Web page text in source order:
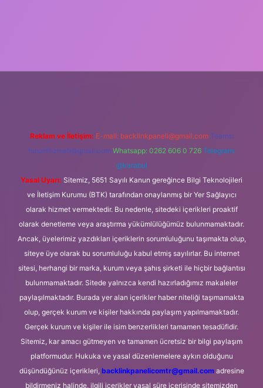
Reklam ve İletişim: E-mail: backlinkpaneli@gmail.com Teams:
forumhizmeti@gmail.com Whatsapp: 0262 606 0 726 Telegram:
@karabul
Yasal Uyarı: Sitemiz, 5651 Sayılı Kanun gereğince Bilgi Teknolojileri
ve İletişim Kurumu (BTK) tarafından onaylanmış bir Yer Sağlayıcı
olarak hizmet vermektedir. Bu nedenle, sitedeki içerikleri proaktif
olarak denetleme veya araştırma yükümlülüğümüz bulunmamaktadır.
Ancak, üyelerimiz yazdıkları içeriklerin sorumluluğunu taşımakta olup,
siteye üye olarak bu sorumluluğu kabul etmiş sayılırlar. Bu internet
sitesi, herhangi bir marka, kurum veya şahıs şirketi ile hiçbir bağlantısı
bulunmamaktadır. Sitede yalnızca kendi hazırladığımız makaleler
paylaşılmaktadır. Burada yer alan içerikler haber niteliği taşımamakta
olup, gerçek kurum ve kişiler hakkında paylaşım yapılmamaktadır.
Gerçek kurum ve kişiler ile isim benzerlikleri tamamen tesadüfidir.
Sitemiz, kar amacı gütmeyen ve tamamen ücretsiz bir bilgi paylaşım
platformudur. Hukuka ve yasal düzenlemelere aykırı olduğunu
düşündüğünüz içerikleri, backlinkpanelicomtr@gmail.comadresine
bildirmeniz halinde, ilgili içerikler yasal süre içerisinde sitemizden